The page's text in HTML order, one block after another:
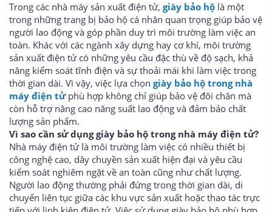
a
r
t
e
r
Trong các nhà máy sản xuất điện tử, giày bảo hộ là một
trong những trang bị bảo hộ cá nhân quan trọng giúp bảo vệ
người lao động và góp phần duy trì môi trường làm việc an
toàn. Khác với các ngành xây dựng hay cơ khí, môi trường
sản xuất điện tử có những yêu cầu đặc thù về độ sạch, khả
năng kiểm soát tĩnh điện và sự thoải mái khi làm việc trong
thời gian dài. Vì vậy, việc lựa chọn giày bảo hộ trong nhà
máy điện tửphù hợp không chỉ giúp bảo vệ đôi chân mà
còn hỗ trợ nâng cao năng suất lao động và đảm bảo chất
lượng sản phẩm.
Vì sao cần sử dụng giày bảo hộ trong nhà máy điện tử?
Nhà máy điện tử là môi trường làm việc có nhiều thiết bị
công nghệ cao, dây chuyền sản xuất hiện đại và yêu cầu
kiểm soát nghiêm ngặt về an toàn cũng như chất lượng.
Người lao động thường phải đứng trong thời gian dài, di
chuyển liên tục giữa các khu vực sản xuất hoặc thao tác trực